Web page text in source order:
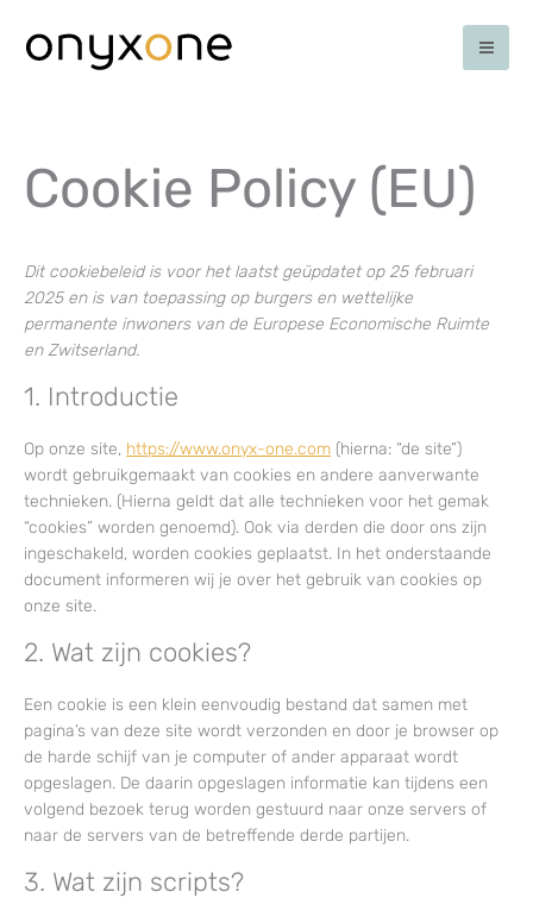
naar
Cookie Policy (EU)
Dit cookiebeleid is voor het laatst geüpdatet op 25 februari
2025 en is van toepassing op burgers en wettelijke
permanente inwoners van de Europese Economische Ruimte
en Zwitserland.
1. Introductie
Op onze site, https://www.onyx-one.com (hierna: “de site”)
wordt gebruikgemaakt van cookies en andere aanverwante
technieken. (Hierna geldt dat alle technieken voor het gemak
“cookies” worden genoemd). Ook via derden die door ons zijn
ingeschakeld, worden cookies geplaatst. In het onderstaande
document informeren wij je over het gebruik van cookies op
onze site.
2. Wat zijn cookies?
Een cookie is een klein eenvoudig bestand dat samen met
pagina’s van deze site wordt verzonden en door je browser op
de harde schijf van je computer of ander apparaat wordt
opgeslagen. De daarin opgeslagen informatie kan tijdens een
volgend bezoek terug worden gestuurd naar onze servers of
naar de servers van de betreffende derde partijen.
3. Wat zijn scripts?